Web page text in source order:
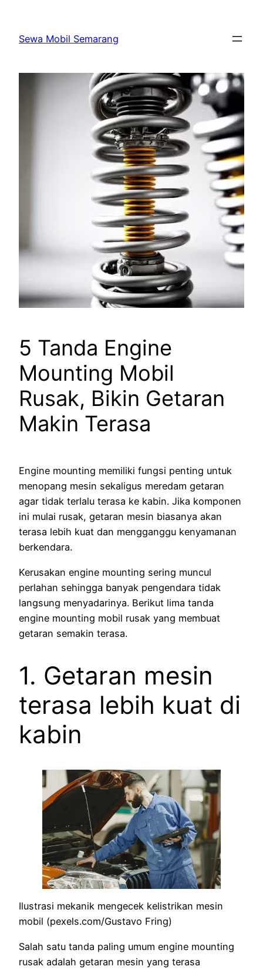
content
Sewa Mobil Semarang
5 Tanda Engine
Mounting Mobil
Rusak, Bikin Getaran
Makin Terasa
Engine mounting memiliki fungsi penting untuk
menopang mesin sekaligus meredam getaran
agar tidak terlalu terasa ke kabin. Jika komponen
ini mulai rusak, getaran mesin biasanya akan
terasa lebih kuat dan mengganggu kenyamanan
berkendara.
Kerusakan engine mounting sering muncul
perlahan sehingga banyak pengendara tidak
langsung menyadarinya. Berikut lima tanda
engine mounting mobil rusak yang membuat
getaran semakin terasa.
1. Getaran mesin
terasa lebih kuat di
kabin
Ilustrasi mekanik mengecek kelistrikan mesin
mobil (pexels.com/Gustavo Fring)
Salah satu tanda paling umum engine mounting
rusak adalah getaran mesin yang terasa